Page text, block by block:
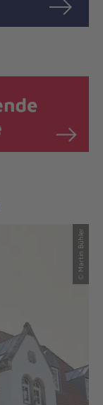
© Martin Bühler